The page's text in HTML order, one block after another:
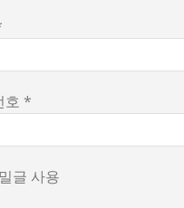
호 *
글 사용